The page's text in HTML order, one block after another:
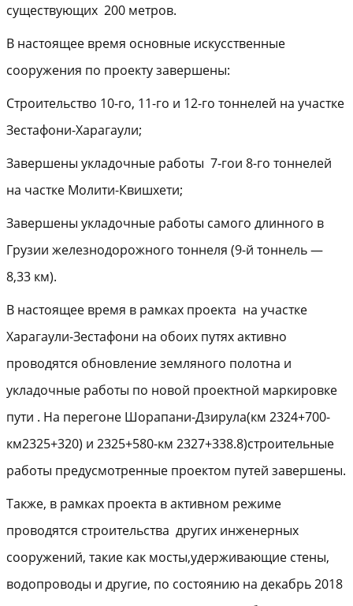
существующих 200 метров.
В настоящее время основные искусственные
сооружения по проекту завершены:
Строительство 10-го, 11-го и 12-го тоннелей на участке
Зестафони-Харагаули;
Завершены укладочные работы 7-гои 8-го тоннелей
на частке Молити-Квишхети;
Завершены укладочные работы самого длинного в
Грузии железнодорожного тоннеля (9-й тоннель —
8,33 км).
В настоящее время в рамках проекта на участке
Харагаули-Зестафони на обоих путях активно
проводятся обновление земляного полотна и
укладочные работы по новой проектной маркировке
пути . На перегоне Шорапани-Дзирула(км 2324+700-
км2325+320) и 2325+580-км 2327+338.8)строительные
работы предусмотренные проектом путей завершены.
Также, в рамках проекта в активном режиме
проводятся строительства других инженерных
сооружений, такие как мосты,удерживающие стены,
водопроводы и другие, по состоянию на декабрь 2018